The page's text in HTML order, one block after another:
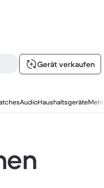
Gerät verkaufen
AudioHaushaltsgeräteMehr